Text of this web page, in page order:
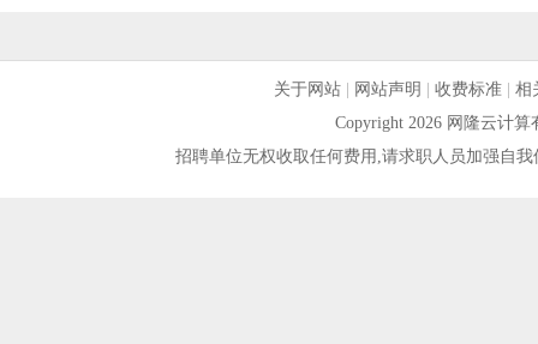
关于网站| 网站声明 收费标准| 相
Copyright 2026 网隆云计
招聘单位无权收取任何费用,请求职人员加强自